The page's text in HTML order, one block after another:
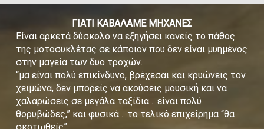
ΓΙΑΤΙ ΚΑΒΑΛΑΜΕ ΜΗΧΑΝΕΣ
Είναι αρκετά δύσκολο να εξηγήσει κανείς το πάθος
της μοτοσυκλέτας σε κάποιον που δεν είναι μυημένος
στην μαγεία των δυο τροχών.
“μα είναι πολύ επικίνδυνο, βρέχεσαι και κρυώνεις τον
χειμώνα, δεν μπορείς να ακούσεις μουσική και να
χαλαρώσεις σε μεγάλα ταξίδια… είναι πολύ
θορυβώδες,” και φυσικά… το τελικό επιχείρημα “θα
σκοτωθείς”